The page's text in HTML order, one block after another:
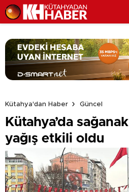
Kütahya'dan Haber
Güncel
Kütahya’da sağanak
yağış etkili oldu